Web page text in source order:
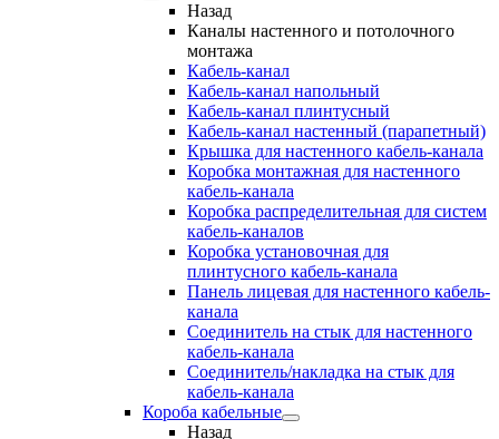
Назад
Каналы настенного и потолочного
монтажа
Кабель-канал
Кабель-канал напольный
Кабель-канал плинтусный
Кабель-канал настенный (парапетный)
Крышка для настенного кабель-канала
Коробка монтажная для настенного
кабель-канала
Коробка распределительная для систем
кабель-каналов
Коробка установочная для
плинтусного кабель-канала
Панель лицевая для настенного кабель-
канала
Соединитель на стык для настенного
кабель-канала
Соединитель/накладка на стык для
кабель-канала
Короба кабельные
Назад